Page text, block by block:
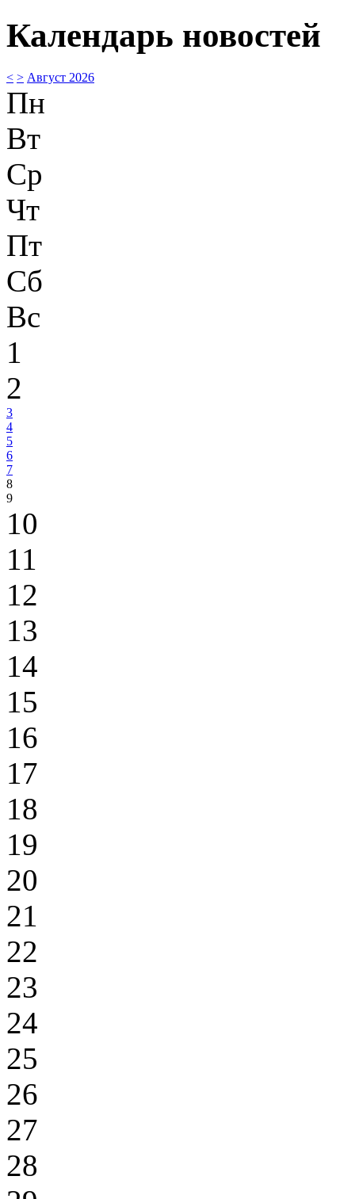
Календарь новостей
< > Август 2026
Пн
Вт
Ср
Чт
Пт
Сб
Вс
1
2
3
4
5
6
7
8
9
10
11
12
13
14
15
16
17
18
19
20
21
22
23
24
25
26
27
28